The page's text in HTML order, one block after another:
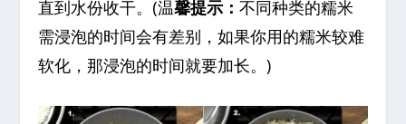
直到水份收干。(温馨提示：不同种类的糯米
需浸泡的时间会有差别，如果你用的糯米较难
软化，那浸泡的时间就要加长。)